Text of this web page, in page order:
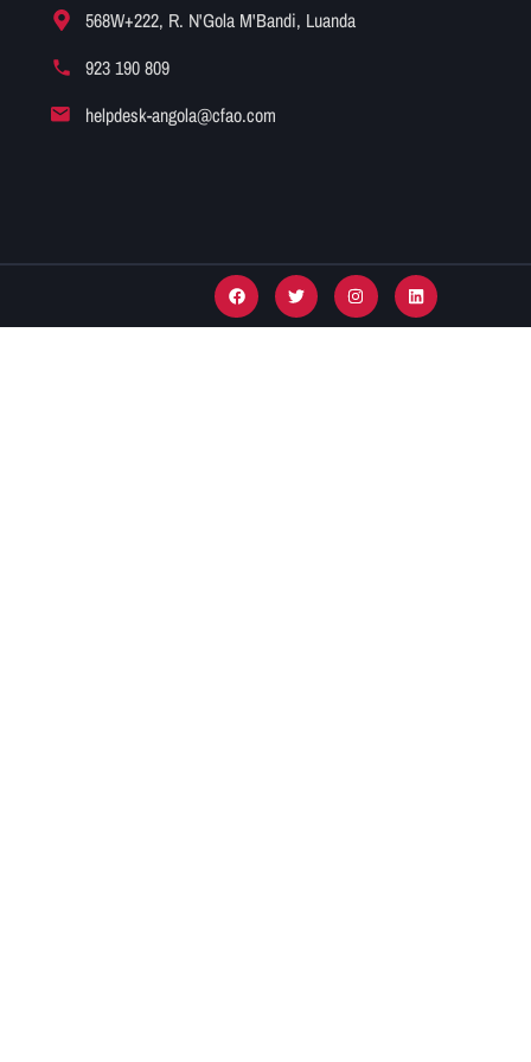
568W+222, R. N'Gola M'Bandi, Luanda
923 190 809
helpdesk-angola@cfao.com